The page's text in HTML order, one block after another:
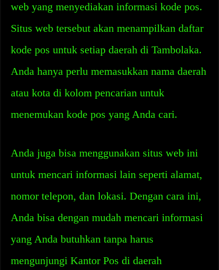
web yang menyediakan informasi kode pos.
Situs web tersebut akan menampilkan daftar
kode pos untuk setiap daerah di Tambolaka.
Anda hanya perlu memasukkan nama daerah
atau kota di kolom pencarian untuk
menemukan kode pos yang Anda cari.
Anda juga bisa menggunakan situs web ini
untuk mencari informasi lain seperti alamat,
nomor telepon, dan lokasi. Dengan cara ini,
Anda bisa dengan mudah mencari informasi
yang Anda butuhkan tanpa harus
mengunjungi Kantor Pos di daerah